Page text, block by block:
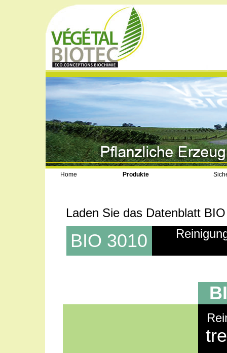
Home Produkte
Laden Sie das Datenblatt
BIO 3010